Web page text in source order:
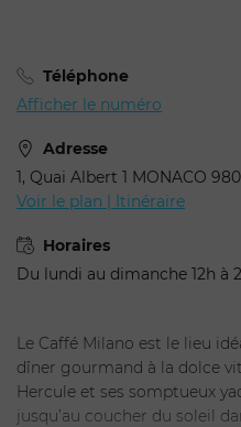
Téléphone
Afficher le numéro
Adresse
1, Quai Albert 1 MONACO
Voir le plan | Itinéraire
Horaires
Du lundi au dimanche 12h à
Le Caffé Milano est le lieu
dîner gourmand à la dolce
Hercule et ses somptueux
jusqu’au coucher du soleil
Votre
Adulte(s) *
Enfants *